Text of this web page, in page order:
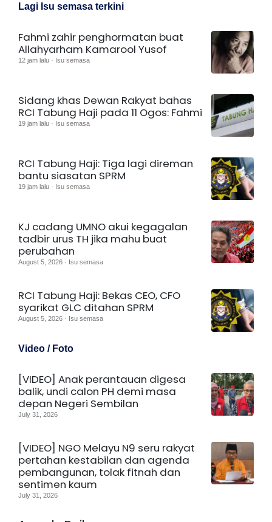
Lagi Isu semasa terkini
Fahmi zahir penghormatan buat
Allahyarham Kamarool Yusof
12 jam lalu · Isu semasa
Sidang khas Dewan Rakyat bahas
RCI Tabung Haji pada 11 Ogos: Fahmi
19 jam lalu · Isu semasa
RCI Tabung Haji: Tiga lagi direman
bantu siasatan SPRM
19 jam lalu · Isu semasa
KJ cadang UMNO akui kegagalan
tadbir urus TH jika mahu buat
perubahan
August 5, 2026 · Isu semasa
RCI Tabung Haji: Bekas CEO, CFO
syarikat GLC ditahan SPRM
August 5, 2026 · Isu semasa
Video / Foto
[VIDEO] Anak perantauan digesa
balik, undi calon PH demi masa
depan Negeri Sembilan
July 31, 2026
[VIDEO] NGO Melayu N9 seru rakyat
pertahan kestabilan dan agenda
pembangunan, tolak fitnah dan
sentimen kaum
July 31, 2026